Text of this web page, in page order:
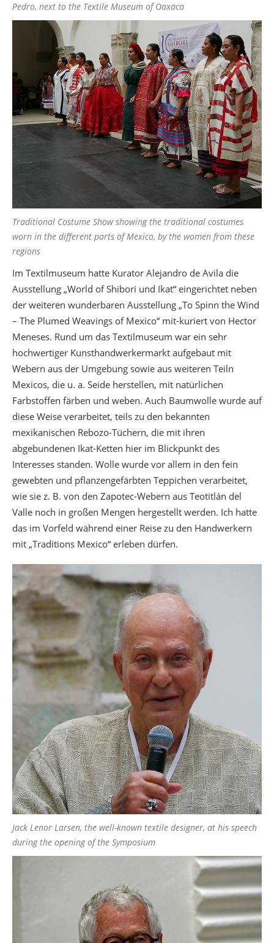
Pedro, next to the Textile Museum of Oaxaca
Traditional Costume Show showing the traditional costumes
worn in the different parts of Mexico, by the women from these
regions
Im Textilmuseum hatte Kurator Alejandro de Avila die
Ausstellung „World of Shibori und Ikat“ eingerichtet neben
der weiteren wunderbaren Ausstellung „To Spinn the Wind
– The Plumed Weavings of Mexico“ mit-kuriert von Hector
Meneses. Rund um das Textilmuseum war ein sehr
hochwertiger Kunsthandwerkermarkt aufgebaut mit
Webern aus der Umgebung sowie aus weiteren Teiln
Mexicos, die u. a. Seide herstellen, mit natürlichen
Farbstoffen färben und weben. Auch Baumwolle wurde auf
diese Weise verarbeitet, teils zu den bekannten
mexikanischen Rebozo-Tüchern, die mit ihren
abgebundenen Ikat-Ketten hier im Blickpunkt des
Interesses standen. Wolle wurde vor allem in den fein
gewebten und pflanzengefärbten Teppichen verarbeitet,
wie sie z. B. von den Zapotec-Webern aus Teotitlán del
Valle noch in großen Mengen hergestellt werden. Ich hatte
das im Vorfeld während einer Reise zu den Handwerkern
mit „Traditions Mexico“ erleben dürfen.
Jack Lenor Larsen, the well-known textile designer, at his speech
during the opening of the Symposium